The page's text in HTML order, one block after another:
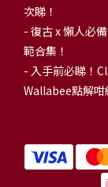
次睇！
- 復古 x 懶人必
範合集！
- 入手前必睇！
Wallabee點解咁